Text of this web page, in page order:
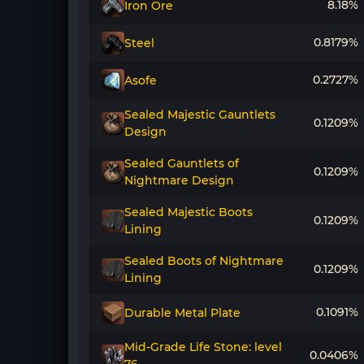
Iron Ore 8.18%
Steel 0.8179%
Asofe 0.2727%
Sealed Majestic Gauntlets
Design
0.1209%
Sealed Gauntlets of
Nightmare Design
0.1209%
Sealed Majestic Boots
Lining
0.1209%
Sealed Boots of Nightmare
Lining
0.1209%
Durable Metal Plate 0.1091%
Mid-Grade Life Stone: level
0.0406%